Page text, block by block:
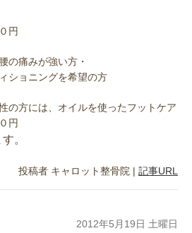
円
の痛みが強い方・
ショニングを希望の方
の方には、オイルを使ったフットケア
円
。
投稿者 キャロット整骨院 | 記事URL
2012年5月19日 土曜日